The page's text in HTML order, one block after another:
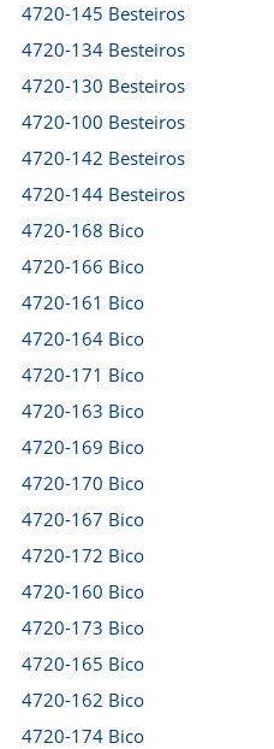
4720-145 Besteiros
4720-134 Besteiros
4720-130 Besteiros
4720-100 Besteiros
4720-142 Besteiros
4720-144 Besteiros
4720-168 Bico
4720-166 Bico
4720-161 Bico
4720-164 Bico
4720-171 Bico
4720-163 Bico
4720-169 Bico
4720-170 Bico
4720-167 Bico
4720-172 Bico
4720-160 Bico
4720-173 Bico
4720-165 Bico
4720-162 Bico
4720-174 Bico